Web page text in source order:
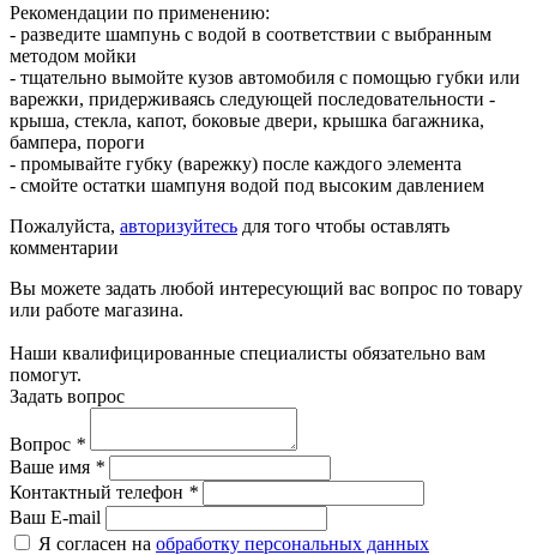
Рекомендации по применению:
- разведите шампунь с водой в соответствии с выбранным
методом мойки
- тщательно вымойте кузов автомобиля с помощью губки или
варежки, придерживаясь следующей последовательности -
крыша, стекла, капот, боковые двери, крышка багажника,
бампера, пороги
- промывайте губку (варежку) после каждого элемента
- смойте остатки шампуня водой под высоким давлением
Пожалуйста, авторизуйтесь для того чтобы оставлять
комментарии
Вы можете задать любой интересующий вас вопрос по товару
или работе магазина.
Наши квалифицированные специалисты обязательно вам
помогут.
Задать вопрос
Вопрос *
Ваше имя *
Контактный телефон *
Ваш E-mail
Я согласен на обработку персональных данных